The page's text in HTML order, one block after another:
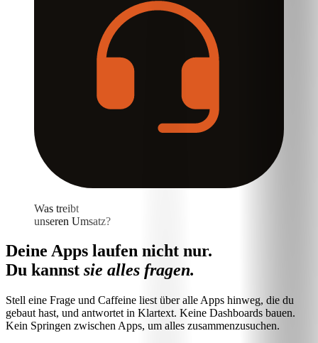
Was treibt
unseren Umsatz?
Deine Apps laufen nicht nur.
Du kannst sie alles fragen.
Stell eine Frage und Caffeine liest über alle Apps hinweg, die du
gebaut hast, und antwortet in Klartext. Keine Dashboards bauen.
Kein Springen zwischen Apps, um alles zusammenzusuchen.